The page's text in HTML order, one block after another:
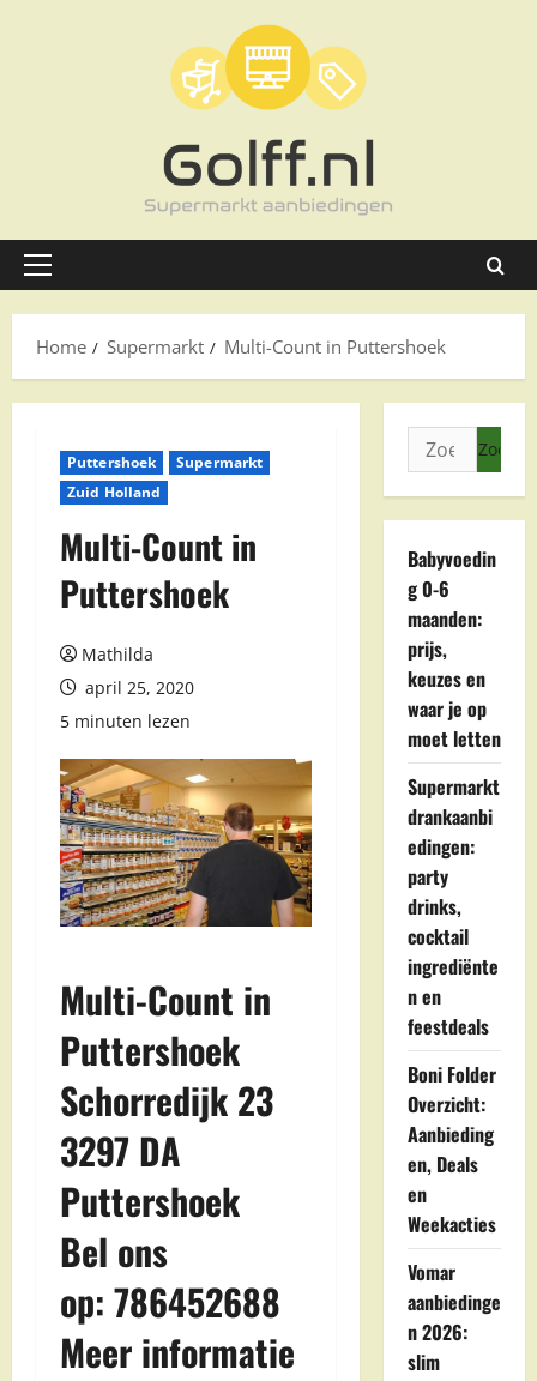
Primair
Home
Supermarkt Multi-Count in Puttershoek
Puttershoek
Supermarkt
Zuid Holland
Multi-Count in
Puttershoek
Mathilda
april 25, 2020
5 minuten lezen
Multi-Count in
Puttershoek
Schorredijk 23
3297 DA
Puttershoek
Bel ons
op: 786452688
Meer informatie
Zoeken
naar:
Babyvoedin
g 0-6
maanden:
prijs,
keuzes en
waar je op
moet letten
Supermarkt
drankaanbi
edingen:
party
drinks,
cocktail
ingrediënte
n en
feestdeals
Boni Folder
Overzicht:
Aanbieding
en, Deals
en
Weekacties
Vomar
aanbiedinge
n 2026:
slim